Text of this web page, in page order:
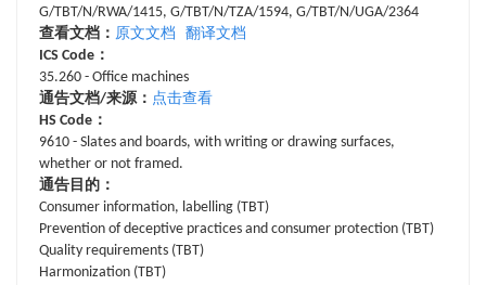
G/TBT/N/RWA/1415, G/TBT/N/TZA/1594, G/TBT/N/UGA/2364
查看文档： 原文文档
翻译文档
ICS Code：
35.260 - Office machines
通告文档/来源： 点击查看
HS Code：
9610 - Slates and boards, with writing or drawing surfaces,
whether or not framed.
通告目的：
Consumer information, labelling (TBT)
Prevention of deceptive practices and consumer protection (TBT)
Quality requirements (TBT)
Harmonization (TBT)